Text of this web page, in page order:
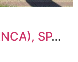
, SPANJE